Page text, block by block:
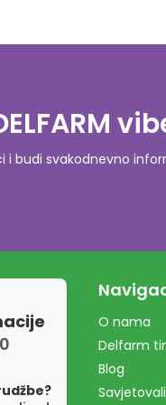
i budi svakodnevno
O nama
Delfarm
Blog